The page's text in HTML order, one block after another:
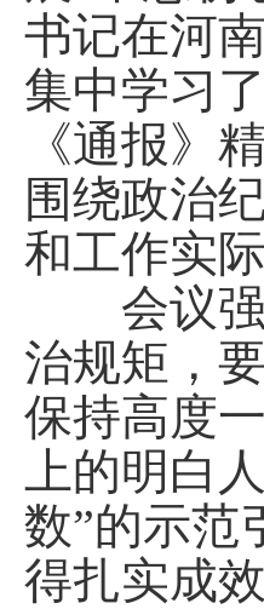
书记在河
集中学习
《通报》
围绕政治
和工作实
会议强
治规矩，
保持高度
上的明白
数”的示范
得扎实成效